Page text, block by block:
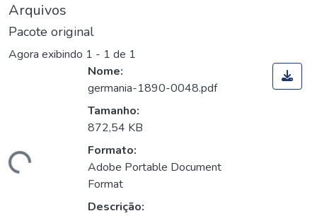
Arquivos
Pacote original
Agora exibindo 1 - 1 de 1
Nome:
germania-1890-0048.pdf
Tamanho:
872,54 KB
Formato:
Adobe Portable Document
Format
Descrição: